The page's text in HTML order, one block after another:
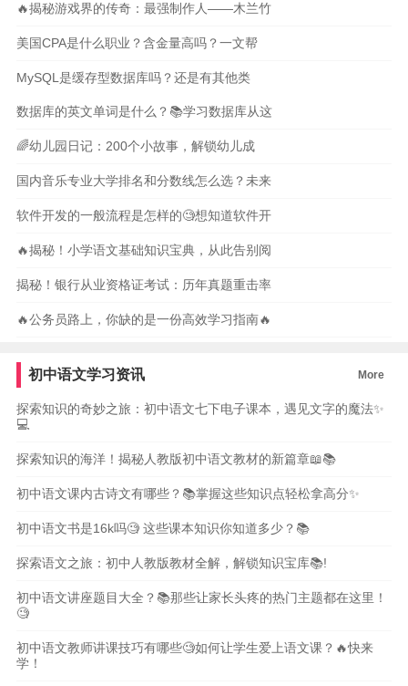
🔥揭秘游戏界的传奇：最强制作人——木兰竹
美国CPA是什么职业？含金量高吗？一文帮
MySQL是缓存型数据库吗？还是有其他类
数据库的英文单词是什么？📚学习数据库从这
🌈幼儿园日记：200个小故事，解锁幼儿成
国内音乐专业大学排名和分数线怎么选？未来
软件开发的一般流程是怎样的🧐想知道软件开
🔥揭秘！小学语文基础知识宝典，从此告别阅
揭秘！银行从业资格证考试：历年真题重击率
🔥公务员路上，你缺的是一份高效学习指南🔥
初中语文学习资讯 More
探索知识的奇妙之旅：初中语文七下电子课本，遇见文字的魔法✨
💻
探索知识的海洋！揭秘人教版初中语文教材的新篇章📖📚
初中语文课内古诗文有哪些？📚掌握这些知识点轻松拿高分✨
初中语文书是16k吗🧐 这些课本知识你知道多少？📚
探索语文之旅：初中人教版教材全解，解锁知识宝库📚!
初中语文讲座题目大全？📚那些让家长头疼的热门主题都在这里！
🧐
初中语文教师讲课技巧有哪些🧐如何让学生爱上语文课？🔥快来
学！